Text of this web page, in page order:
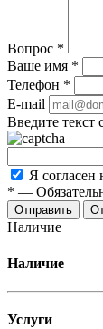
Вопрос *
Ваше имя *
Телефон *
E-mail
Введите текст
Я согласен
* —
Наличие
Наличие
Услуги